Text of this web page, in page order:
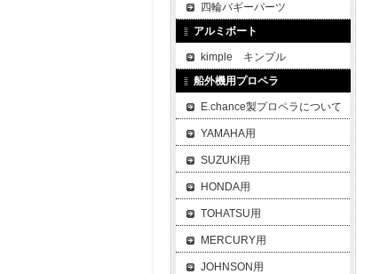
四輪バギーパーツ
アルミボート
kimple キンプル
船外機用プロペラ
E.chance製プロペラについて
YAMAHA用
SUZUKI用
HONDA用
TOHATSU用
MERCURY用
JOHNSON用